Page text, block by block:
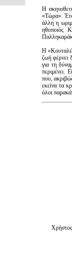
Η
«Τώρα».
άλλη η
ηθοποιός
Η
ζωή φέρνει
για τη
περιμένει.
που,
εκείνα τα
όλοι